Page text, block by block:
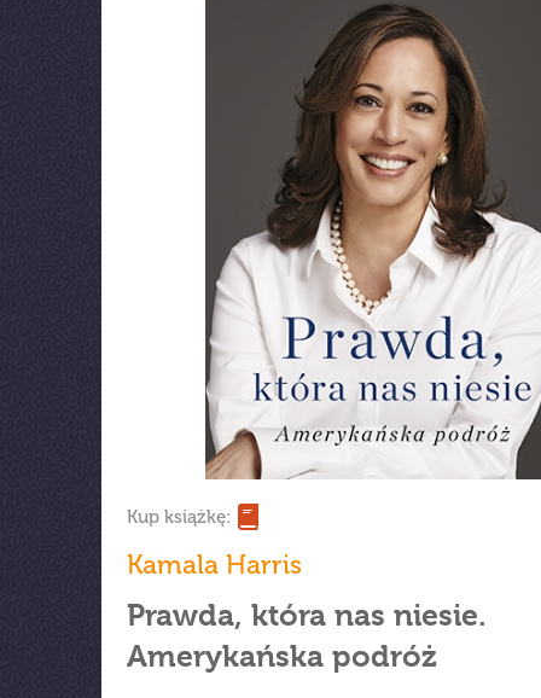
Kup książkę:
Kamala Harris
Prawda, która nas niesie.
Amerykańska podróż